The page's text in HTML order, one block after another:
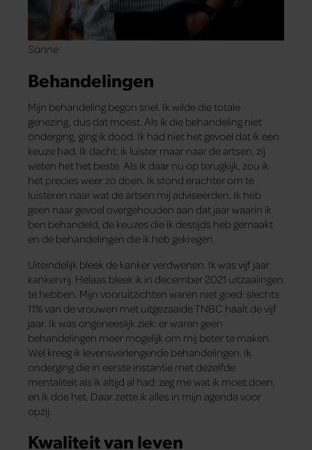
Sanne
Behandelingen
Mijn behandeling begon snel. Ik wilde die totale
genezing, dus dat moest. Als ik die behandeling niet
onderging, ging ik dood. Ik had niet het gevoel dat ik een
keuze had. Ik dacht: ik luister maar naar de artsen, zij
weten het het beste. Als ik daar nu op terugkijk, zou ik
het precies weer zo doen. Ik stond erachter om te
luisteren naar wat de artsen mij adviseerden. Ik heb
geen naar gevoel overgehouden aan dat jaar waarin ik
ben behandeld, de keuzes die ik destijds heb gemaakt
en de behandelingen die ik heb gekregen.
Uiteindelijk bleek de kanker verdwenen. Ik was vijf jaar
kankervrij. Helaas bleek ik in december 2021 uitzaaiingen
te hebben. Mijn vooruitzichten waren niet goed: slechts
11% van de vrouwen met uitgezaaide TNBC haalt de vijf
jaar. Ik was ongeneeslijk ziek: er waren geen
behandelingen meer mogelijk om mij beter te maken.
Wel kreeg ik levensverlengende behandelingen. Ik
onderging die in eerste instantie met dezelfde
mentaliteit als ik altijd al had: zeg me wat ik moet doen,
en ik doe het. Daar zette ik alles in mijn agenda voor
opzij.
Kwaliteit van leven